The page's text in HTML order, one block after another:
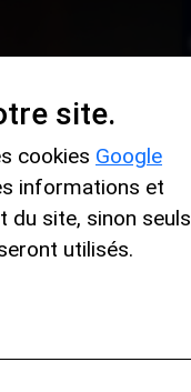
site.
cookies Google
informations et
du site, sinon seuls
utilisés.